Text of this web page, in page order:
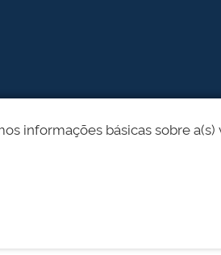
informações básicas sobre a(s)